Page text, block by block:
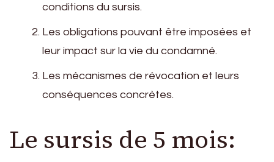
conditions du sursis.
Les obligations pouvant être imposées et
leur impact sur la vie du condamné.
Les mécanismes de révocation et leurs
conséquences concrètes.
Le sursis de 5 mois: